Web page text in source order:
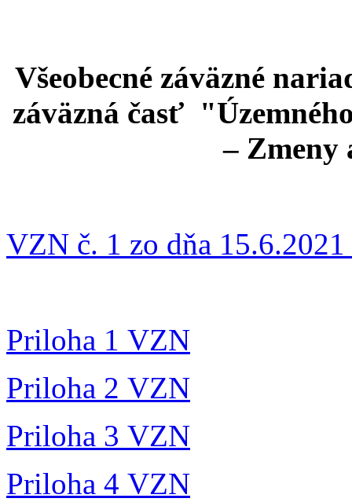
Všeobecné záväzné
záväzná časť
– Zmeny
VZN č. 1 zo dňa 15.6.2021
Priloha 1 VZN
Priloha 2 VZN
Priloha 3 VZN
Priloha 4 VZN